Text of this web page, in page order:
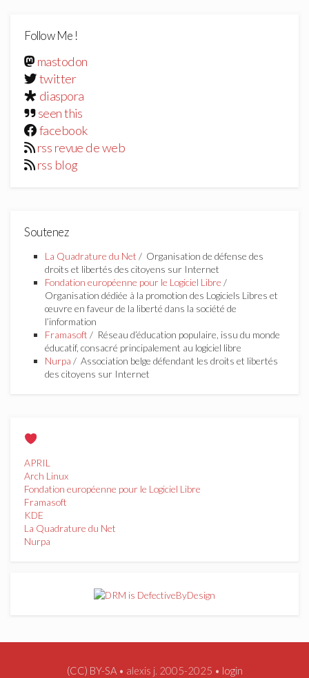
Follow Me !
mastodon
twitter
diaspora
seen this
facebook
rss revue de web
rss blog
Soutenez
La Quadrature du Net / Organisation de défense des
droits et libertés des citoyens sur Internet
Fondation européenne pour le Logiciel Libre /
Organisation dédiée à la promotion des Logiciels Libres et
œuvre en faveur de la liberté dans la société de
l’information
Framasoft / Réseau d’éducation populaire, issu du monde
éducatif, consacré principalement au logiciel libre
Nurpa / Association belge défendant les droits et libertés
des citoyens sur Internet
APRIL
Arch Linux
Fondation européenne pour le Logiciel Libre
Framasoft
KDE
La Quadrature du Net
Nurpa
(CC) BY-SA• alexis j. 2005-2025 • login